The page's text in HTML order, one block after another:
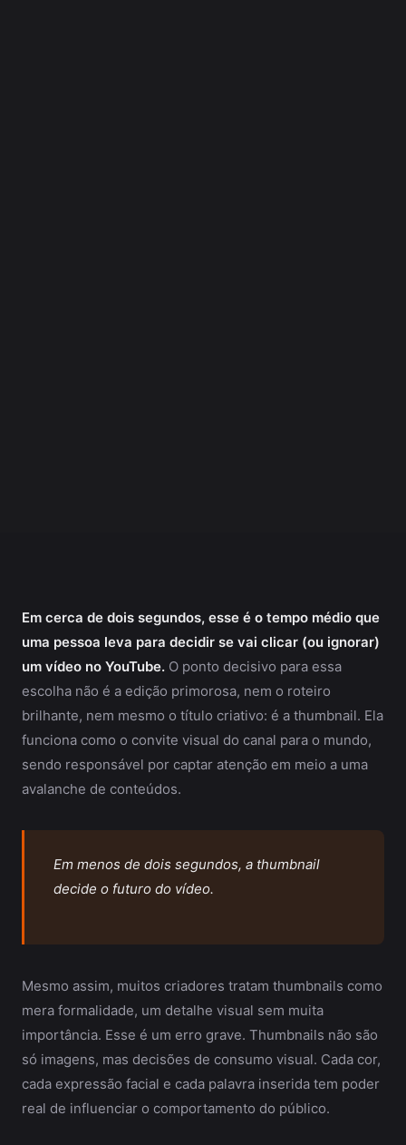
Em cerca de dois segundos, esse é o tempo médio que
uma pessoa leva para decidir se vai clicar (ou ignorar)
um vídeo no YouTube. O ponto decisivo para essa
escolha não é a edição primorosa, nem o roteiro
brilhante, nem mesmo o título criativo: é a thumbnail. Ela
funciona como o convite visual do canal para o mundo,
sendo responsável por captar atenção em meio a uma
avalanche de conteúdos.
Em menos de dois segundos, a thumbnail
decide o futuro do vídeo.
Mesmo assim, muitos criadores tratam thumbnails como
mera formalidade, um detalhe visual sem muita
importância. Esse é um erro grave. Thumbnails não são
só imagens, mas decisões de consumo visual. Cada cor,
cada expressão facial e cada palavra inserida tem poder
real de influenciar o comportamento do público.